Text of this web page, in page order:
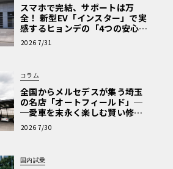
スマホで完結、サポートは万
全！ 新型EV「インスター」で実
感するヒョンデの「4つの安心」
【第1回・ヒョンデ6つの疑問：
Why? Hyundai?】〈PR〉
2026 7/31
コラム
全国からメルセデスが集う埼玉
の名店「オートフィールド」─
─愛車を末永く楽しむ賢い修理
術と、プロがフックス製オイル
を選ぶ理由〈PR〉
2026 7/30
国内試乗